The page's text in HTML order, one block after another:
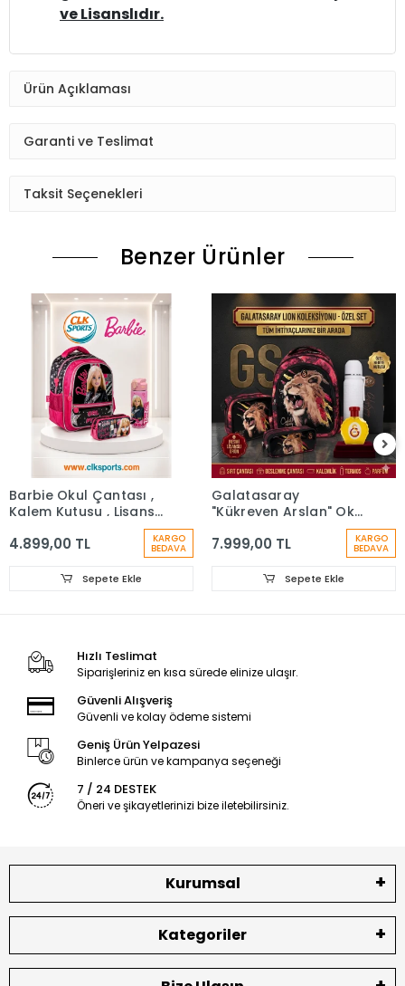
ve Lisanslıdır.
Ürün Açıklaması
Garanti ve Teslimat
Taksit Seçenekleri
Benzer Ürünler
Barbie Okul Çantası ,
Kalem Kutusu , Lisanslı
4.899,00 TL KARGO
BEDAVA
Sepete Ekle
Galatasaray
"Kükreyen Arslan" Okul
Kalem Çantası, Özel
Matara Set
7.999,00 TL KARGO
BEDAVA
Sepete Ekle
Hızlı Teslimat
Siparişleriniz en kısa sürede elinize ulaşır.
Güvenli Alışveriş
Güvenli ve kolay ödeme sistemi
Geniş Ürün Yelpazesi
Binlerce ürün ve kampanya seçeneği
7 / 24 DESTEK
Öneri ve şikayetlerinizi bize iletebilirsiniz.
Kurumsal
Kategoriler